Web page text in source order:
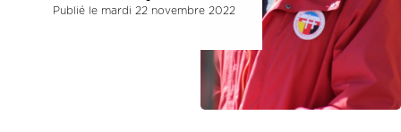
Publié le mardi 22 novembre 2022